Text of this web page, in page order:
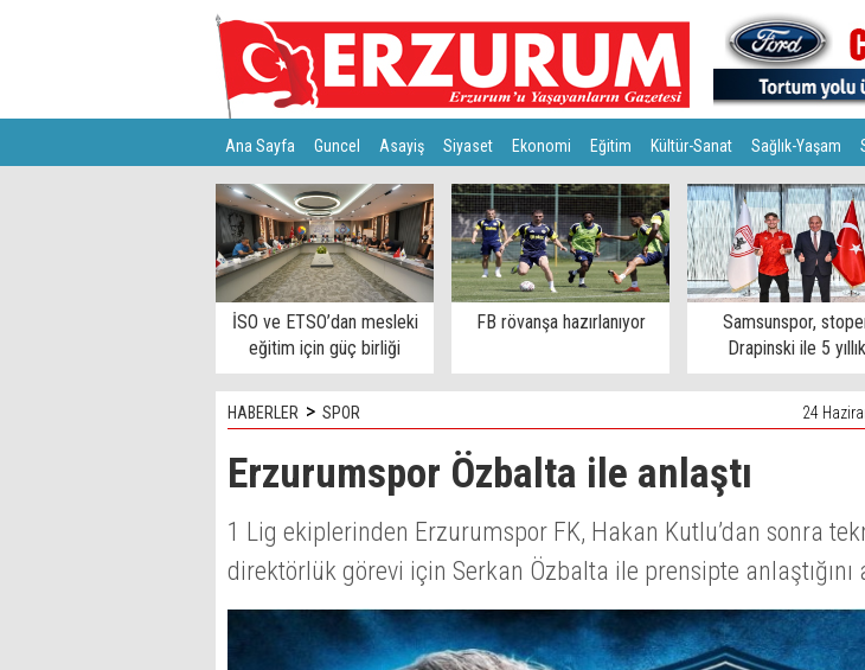
Ana Sayfa Guncel Asayiş Siyaset Ekonomi Eğitim Kültür-Sanat Sağlık-Yaşam
Türkiye Teknoloji
İSO ve ETSO’dan mesleki
eğitim için güç birliği
FB rövanşa hazırlanıyor
Samsunspor,
Drapinski ile 5 yıllık
sözleşme imzaladı
HABERLER > SPOR 24
Erzurumspor Özbalta ile anlaştı
1 Lig ekiplerinden Erzurumspor FK, Hakan Kutlu’dan sonra
direktörlük görevi için Serkan Özbalta ile prensipte anlaştığını